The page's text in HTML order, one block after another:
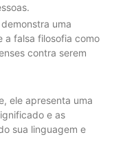
uma
a falsa filosofia como
contra serem
ele apresenta uma
e as
sua linguagem e